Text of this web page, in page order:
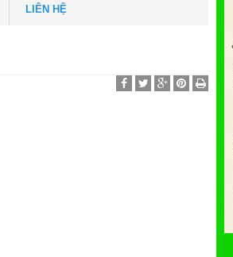
LIÊN HỆ